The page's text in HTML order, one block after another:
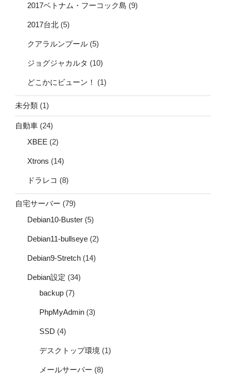
2017ベトナム・フーコック島 (9)
2017台北 (5)
クアラルンプール (5)
ジョグジャカルタ (10)
どこかにビューン！ (1)
未分類 (1)
自動車 (24)
XBEE (2)
Xtrons (14)
ドラレコ (8)
自宅サーバー (79)
Debian10-Buster (5)
Debian11-bullseye (2)
Debian9-Stretch (14)
Debian設定 (34)
backup (7)
PhpMyAdmin (3)
SSD (4)
デスクトップ環境 (1)
メールサーバー (8)